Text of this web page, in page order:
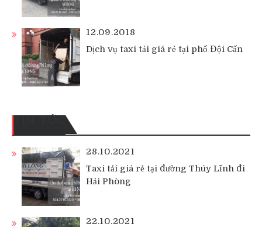
12.09.2018
Dịch vụ taxi tải giá rẻ tại phố Đội Cấn
TIN TỨC
28.10.2021
Taxi tải giá rẻ tại đường Thúy Lĩnh đi
Hải Phòng
22.10.2021